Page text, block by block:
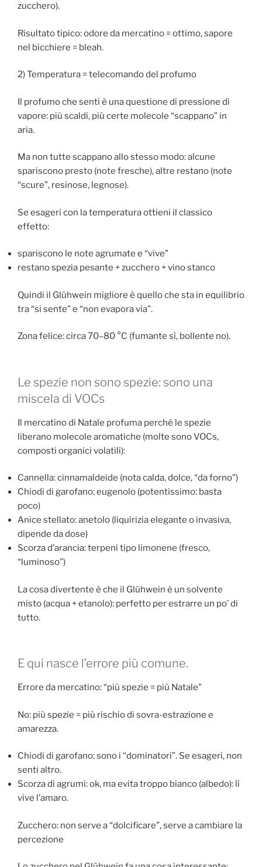
zucchero).
Risultato tipico: odore da mercatino = ottimo, sapore
nel bicchiere = bleah.
2) Temperatura = telecomando del profumo
Il profumo che senti è una questione di pressione di
vapore: più scaldi, più certe molecole “scappano” in
aria.
Ma non tutte scappano allo stesso modo: alcune
spariscono presto (note fresche), altre restano (note
“scure”, resinose, legnose).
Se esageri con la temperatura ottieni il classico
effetto:
spariscono le note agrumate e “vive”
restano spezia pesante + zucchero + vino stanco
Quindi il Glühwein migliore è quello che sta in equilibrio
tra “si sente” e “non evapora via”.
Zona felice: circa 70–80 °C (fumante sì, bollente no).
Le spezie non sono spezie: sono una
miscela di VOCs
Il mercatino di Natale profuma perché le spezie
liberano molecole aromatiche (molte sono VOCs,
composti organici volatili):
Cannella: cinnamaldeide (nota calda, dolce, “da forno”)
Chiodi di garofano: eugenolo (potentissimo: basta
poco)
Anice stellato: anetolo (liquirizia elegante o invasiva,
dipende da dose)
Scorza d’arancia: terpeni tipo limonene (fresco,
“luminoso”)
La cosa divertente è che il Glühwein è un solvente
misto (acqua + etanolo): perfetto per estrarre un po’ di
tutto.
E qui nasce l’errore più comune.
Errore da mercatino: “più spezie = più Natale”
No: più spezie = più rischio di sovra-estrazione e
amarezza.
Chiodi di garofano: sono i “dominatori”. Se esageri, non
senti altro.
Scorza di agrumi: ok, ma evita troppo bianco (albedo): lì
vive l’amaro.
Zucchero: non serve a “dolcificare”, serve a cambiare la
percezione